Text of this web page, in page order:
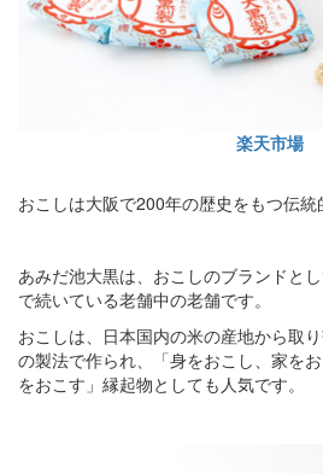
楽天市場
おこしは大阪で200年の歴史をもつ伝統
あみだ池大黒は、おこしのブランドと
で続いている老舗中の老舗です。
おこしは、日本国内の米の産地から取
の製法で作られ、「身をおこし、家を
をおこす」縁起物としても人気です。